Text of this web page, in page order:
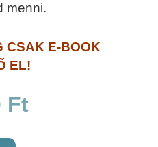
menni.
CSAK E-BOOK
EL!
Ft